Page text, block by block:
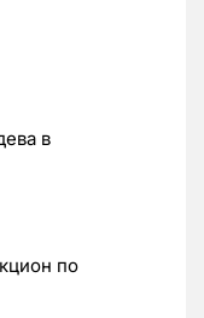
в
по